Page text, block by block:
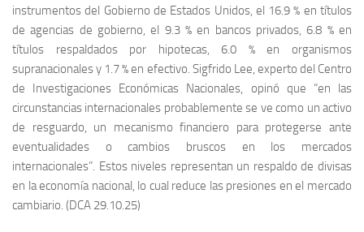
instrumentos del Gobierno de Estados Unidos, el 16.9 % en títulos
de agencias de gobierno, el 9.3 % en bancos privados, 6.8 % en
títulos respaldados por hipotecas, 6.0 % en organismos
supranacionales y 1.7 % en efectivo. Sigfrido Lee, experto del Centro
de Investigaciones Económicas Nacionales, opinó que “en las
circunstancias internacionales probablemente se ve como un activo
de resguardo, un mecanismo financiero para protegerse ante
eventualidades o cambios bruscos en los mercados
internacionales”. Estos niveles representan un respaldo de divisas
en la economía nacional, lo cual reduce las presiones en el mercado
cambiario. (DCA 29.10.25)